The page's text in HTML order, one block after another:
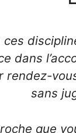
ces
dans
rendez-
sans
que